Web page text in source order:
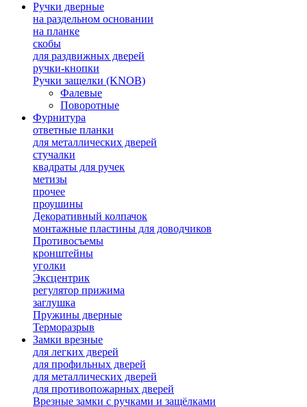
Ручки дверные
на раздельном основании
на планке
скобы
для раздвижных дверей
ручки-кнопки
Ручки защелки (KNOB)
Фалевые
Поворотные
Фурнитура
ответные планки
для металлических дверей
стучалки
квадраты для ручек
метизы
прочее
проушины
Декоративный колпачок
монтажные пластины для доводчиков
Противосъемы
кронштейны
уголки
Эксцентрик
регулятор прижима
заглушка
Пружины дверные
Терморазрыв
Замки врезные
для легких дверей
для профильных дверей
для металлических дверей
для противопожарных дверей
Врезные замки с ручками и защёлками